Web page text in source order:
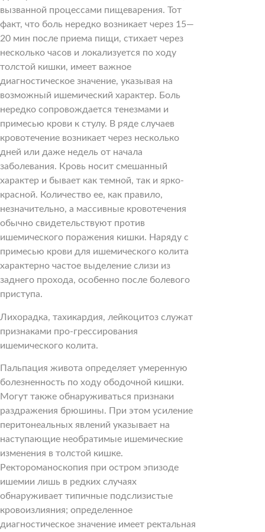
вызванной процессами пищеварения. Тот
факт, что боль нередко возникает через 15—
20 мин после приема пищи, стихает через
несколько часов и локализуется по ходу
толстой кишки, имеет важное
диагностическое значение, указывая на
возможный ишемический характер. Боль
нередко сопровождается тенезмами и
примесью крови к стулу. В ряде случаев
кровотечение возникает через несколько
дней или даже недель от начала
заболевания. Кровь носит смешанный
характер и бывает как темной, так и ярко-
красной. Количество ее, как правило,
незначительно, а массивные кровотечения
обычно свидетельствуют против
ишемического поражения кишки. Наряду с
примесью крови для ишемического колита
характерно частое выделение слизи из
заднего прохода, особенно после болевого
приступа.
Лихорадка, тахикардия, лейкоцитоз служат
признаками про-грессирования
ишемического колита.
Пальпация живота определяет умеренную
болезненность по ходу ободочной кишки.
Могут также обнаруживаться признаки
раздражения брюшины. При этом усиление
перитонеальных явлений указывает на
наступающие необратимые ишемические
изменения в толстой кишке.
Ректороманоскопия при остром эпизоде
ишемии лишь в редких случаях
обнаруживает типичные подслизистые
кровоизлияния; определенное
диагностическое значение имеет ректальная